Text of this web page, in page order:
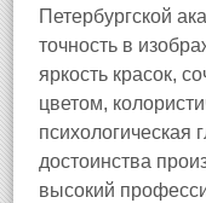
Петербургской
точность в
яркость красок,
цветом,
психологическая
достоинства
высокий